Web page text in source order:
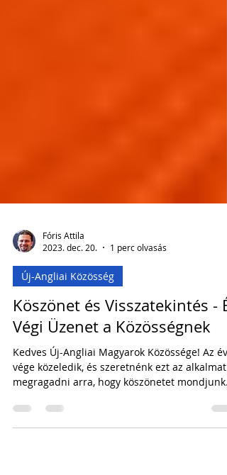
Fóris Attila
2023. dec. 20.
1 perc olvasás
Új-Angliai Közösség
Köszönet és Visszatekintés -
Végi Üzenet a Közösségnek
Kedves Új-Angliai Magyarok Közössége! Az év
vége közeledik, és szeretnénk ezt az alkalmat